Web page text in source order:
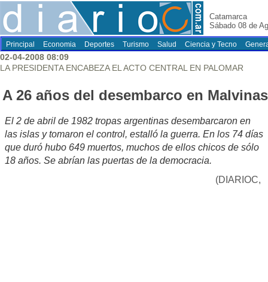
Catamarca
Sábado 08 de
Principal Economia Deportes Turismo Salud Ciencia y Tecno
02-04-2008 08:09
LA PRESIDENTA ENCABEZA EL ACTO CENTRAL EN PALOMAR
A 26 años del desembarco en Malvinas
El 2 de abril de 1982 tropas argentinas desembarcaron en
las islas y tomaron el control, estalló la guerra. En los 74 días
que duró hubo 649 muertos, muchos de ellos chicos de sólo
18 años. Se abrían las puertas de la democracia.
(DIARIOC,